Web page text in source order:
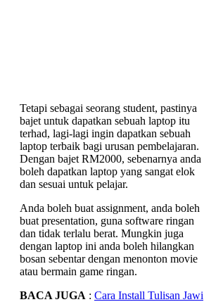
Tetapi sebagai seorang student, pastinya
bajet untuk dapatkan sebuah laptop itu
terhad, lagi-lagi ingin dapatkan sebuah
laptop terbaik bagi urusan pembelajaran.
Dengan bajet RM2000, sebenarnya anda
boleh dapatkan laptop yang sangat elok
dan sesuai untuk pelajar.
Anda boleh buat assignment, anda boleh
buat presentation, guna software ringan
dan tidak terlalu berat. Mungkin juga
dengan laptop ini anda boleh hilangkan
bosan sebentar dengan menonton movie
atau bermain game ringan.
BACA JUGA : Cara Install Tulisan Jawi